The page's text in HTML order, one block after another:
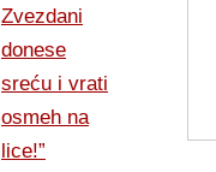
Zvezdani
donese
sreću i vrati
osmeh na
lice!”